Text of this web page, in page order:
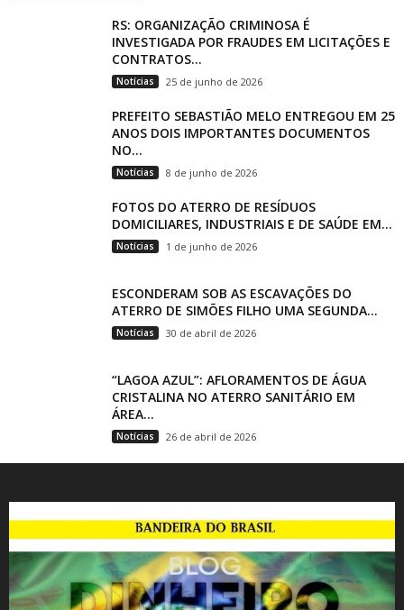
RS: ORGANIZAÇÃO CRIMINOSA É
INVESTIGADA POR FRAUDES EM LICITAÇÕES E
CONTRATOS...
Notícias 25 de junho de 2026
PREFEITO SEBASTIÃO MELO ENTREGOU EM 25
ANOS DOIS IMPORTANTES DOCUMENTOS
NO...
Notícias 8 de junho de 2026
FOTOS DO ATERRO DE RESÍDUOS
DOMICILIARES, INDUSTRIAIS E DE SAÚDE EM...
Notícias 1 de junho de 2026
ESCONDERAM SOB AS ESCAVAÇÕES DO
ATERRO DE SIMÕES FILHO UMA SEGUNDA...
Notícias 30 de abril de 2026
“LAGOA AZUL”: AFLORAMENTOS DE ÁGUA
CRISTALINA NO ATERRO SANITÁRIO EM
ÁREA...
Notícias 26 de abril de 2026